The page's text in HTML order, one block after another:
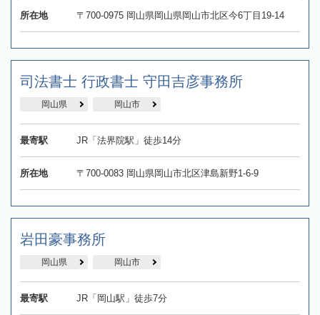
所在地 〒700-0975 岡山県岡山県岡山市北区今6丁目19-14
司法書士 行政書士 守田吉彦事務所
岡山県 岡山市
最寄駅 JR「法界院駅」徒歩14分
所在地 〒700-0083 岡山県岡山市北区津島新野1-6-9
岩田豪事務所
岡山県 岡山市
最寄駅 JR「岡山駅」徒歩7分